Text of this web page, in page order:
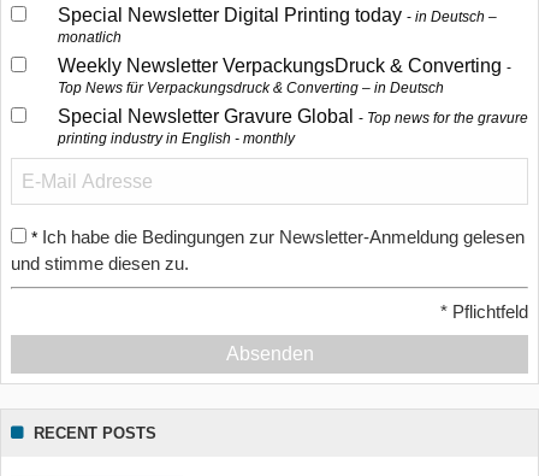
Special Newsletter Digital Printing today
in Deutsch –
monatlich
Weekly Newsletter VerpackungsDruck & Converting
Top News für Verpackungsdruck & Converting – in Deutsch
Special Newsletter Gravure Global
Top news for the gravure
printing industry in English - monthly
* Ich habe die Bedingungen zur Newsletter-Anmeldung gelesen
und stimme diesen zu.
* Pflichtfeld
Absenden
RECENT POSTS